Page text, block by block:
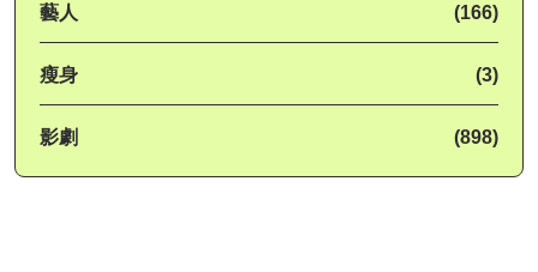
藝人 (166)
瘦身 (3)
影劇 (898)